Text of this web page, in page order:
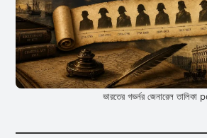
ভারতের গভর্নর জেনারেল তালিকা